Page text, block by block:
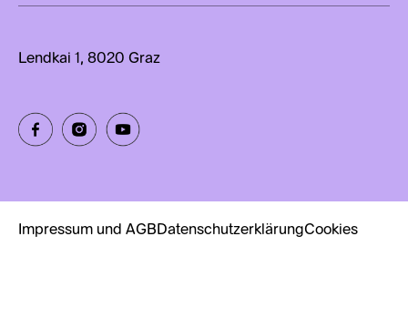
Lendkai 1, 8020 Graz
Impressum und AGBDatenschutzerklärungCookies